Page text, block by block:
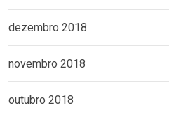
dezembro 2018
novembro 2018
outubro 2018